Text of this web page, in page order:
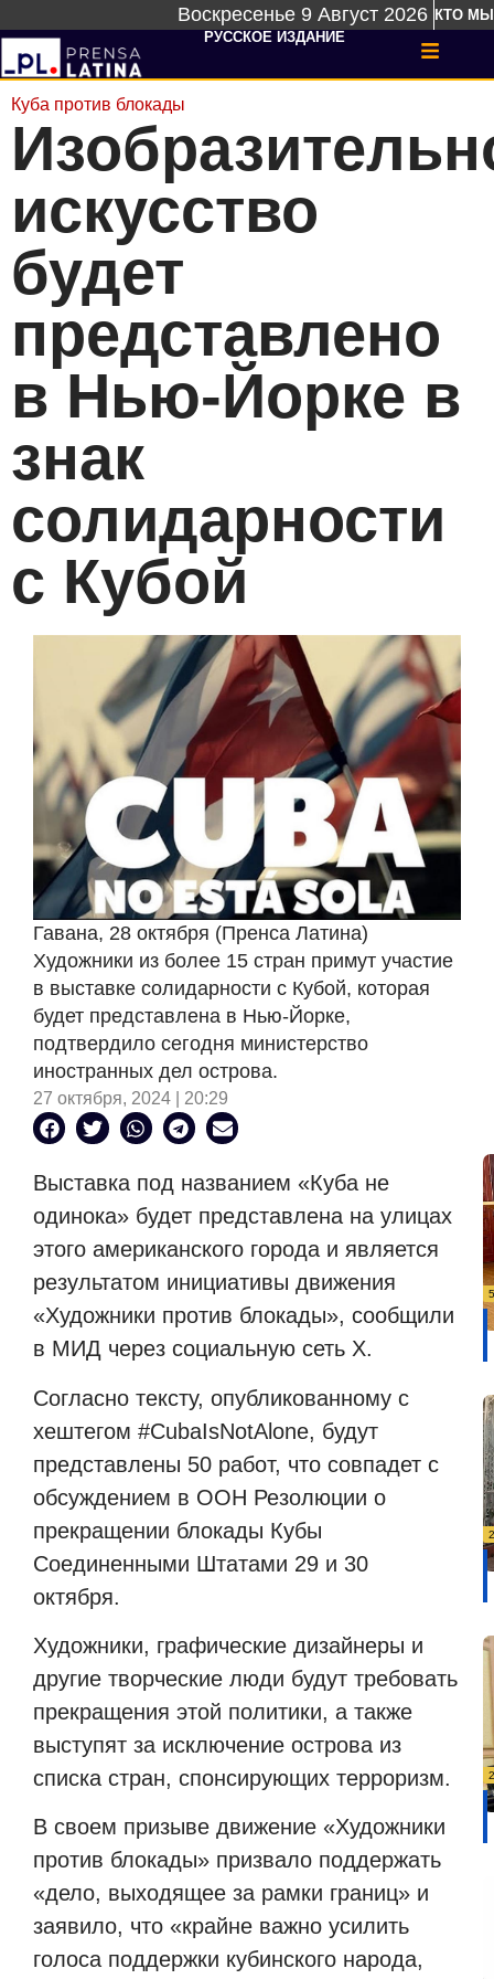
Воскресенье 9 Август 2026 КТО МЫ
РУССКОЕ ИЗДАНИЕ
Куба против блокады
искусство
будет
представлено
в Нью-Йорке в
знак
солидарности
с Кубой
Гавана, 28 октября (Пренса Латина)
Художники из более 15 стран примут участие
в выставке солидарности с Кубой, которая
будет представлена ​​в Нью-Йорке,
подтвердило сегодня министерство
иностранных дел острова.
27 октября, 2024 | 20:29
Выставка под названием «Куба не
одинока» будет представлена ​​на улицах
этого американского города и является
результатом инициативы движения
«Художники против блокады», сообщили
в МИД через социальную сеть X.
Согласно тексту, опубликованному с
хештегом #CubaIsNotAlone, будут
представлены 50 работ, что совпадет с
обсуждением в ООН Резолюции о
прекращении блокады Кубы
Соединенными Штатами 29 и 30
октября.
Художники, графические дизайнеры и
другие творческие люди будут требовать
прекращения этой политики, а также
выступят за исключение острова из
списка стран, спонсирующих терроризм.
В своем призыве движение «Художники
против блокады» призвало поддержать
«дело, выходящее за рамки границ» и
заявило, что «крайне важно усилить
голоса поддержки кубинского народа,